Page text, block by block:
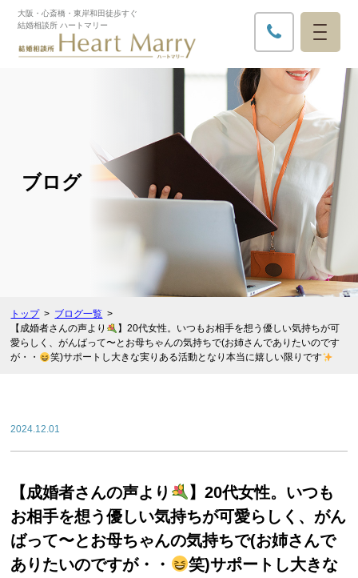
大阪・心斎橋・東岸和田徒歩すぐ​
結婚相談所 ハートマリー
ブログ
トップ
ブログ一覧
【成婚者さんの声より
】20代女性。いつもお相手を想う優しい気持ちが可
愛らしく、がんばって〜とお母ちゃんの気持ちで(お姉さんでありたいのです
が・・
笑)サポートし大きな実りある活動となり本当に嬉しい限りです
2024.12.01
【成婚者さんの声より
】20代女性。いつも
お相手を想う優しい気持ちが可愛らしく、がん
ばって〜とお母ちゃんの気持ちで(お姉さんで
ありたいのですが・・
笑)サポートし大きな